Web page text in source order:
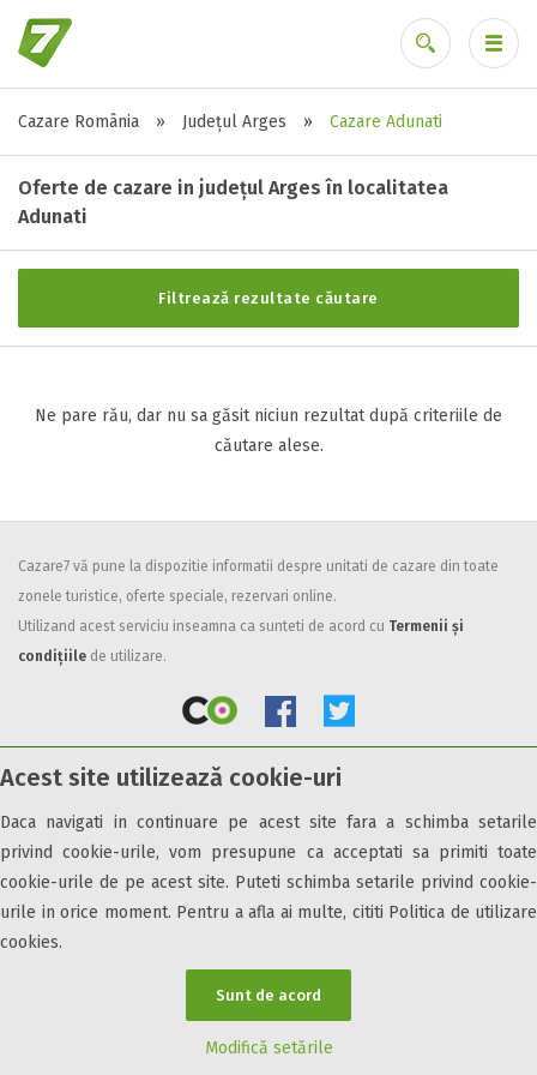
Acest site utilizează cookie-uri
Daca navigati in continuare pe acest site fara a schimba setarile
privind cookie-urile, vom presupune ca acceptati sa primiti toate
cookie-urile de pe acest site. Puteti schimba setarile privind cookie-
urile in orice moment. Pentru a afla ai multe, cititi Politica de utilizare
cookies.
Sunt de acord
Modifică setările
Cazare România » Județul Arges » Cazare Adunati
Oferte de cazare in județul Arges în localitatea
Adunati
Filtrează rezultate căutare
Stele / margarete
Neclasificat
1 stea / margareta
3 stele / margarete
4 stele / margarete
Selecteaza pretul
Facilități
Internet wireless
Parcare
All inclusive
Pensiune completa
Demipensiune
Mic dejun
Accepta animale
Accepta voucher vacanta
Acces persoane cu dizabilități
Ne pare rău, dar nu sa găsit niciun rezultat după criteriile de
căutare alese.
Cazare7 vă pune la dispozitie informatii despre unitati de cazare din toate
zonele turistice, oferte speciale, rezervari online.
Utilizand acest serviciu inseamna ca sunteti de acord cu Termenii și
condițiile de utilizare.
Obiective turistice Informații utile Parteneri Cazare7 Harta Cazare7